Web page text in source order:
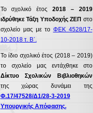
Το σχολικό έτος 2018 – 2019
ιδρύθηκε Τάξη Υποδοχής ΖΕΠ στο
σχολείο μας με το ΦΕΚ 4528/17-
10-2018 τ. Β΄.
Το ίδιο σχολικό έτος (2018 – 2019)
το σχολείο μας εντάχθηκε στο
Δίκτυο Σχολικών Βιβλιοθηκών
της χώρας δυνάμει της
Φ.17/47528/Δ1/28-3-2019
Υπουργικής Απόφασης.